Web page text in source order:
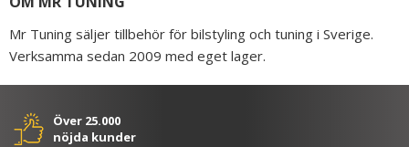
Mr Tuning säljer tillbehör för bilstyling och tuning i Sverige.
Verksamma sedan 2009 med eget lager.
Över 25.000
nöjda kunder